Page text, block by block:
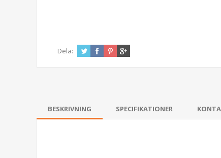
Dela:
BESKRIVNING SPECIFIKATIONER